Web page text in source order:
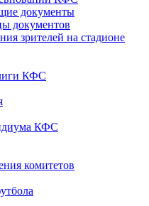
документы
документов
зрителей на стадионе
КФС
КФС
комитетов